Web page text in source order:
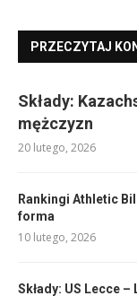
PRZECZYTAJ
Składy:
mężczyzn
20 lutego, 2026
Rankingi Athletic
forma
10 lutego, 2026
Składy: US Lecce